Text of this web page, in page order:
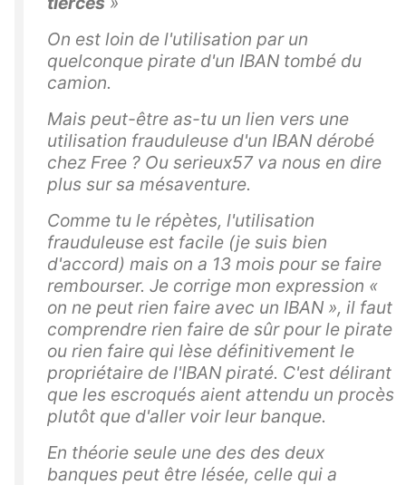
On est loin de l'utilisation par un
quelconque pirate d'un IBAN tombé du
camion.
Mais peut-être as-tu un lien vers une
utilisation frauduleuse d'un IBAN dérobé
chez Free ? Ou serieux57 va nous en dire
plus sur sa mésaventure.
Comme tu le répètes, l'utilisation
frauduleuse est facile (je suis bien
d'accord) mais on a 13 mois pour se faire
rembourser. Je corrige mon expression «
on ne peut rien faire avec un IBAN », il faut
comprendre rien faire de sûr pour le pirate
ou rien faire qui lèse définitivement le
propriétaire de l'IBAN piraté. C'est délirant
que les escroqués aient attendu un procès
plutôt que d'aller voir leur banque.
En théorie seule une des des deux
banques peut être lésée, celle qui a